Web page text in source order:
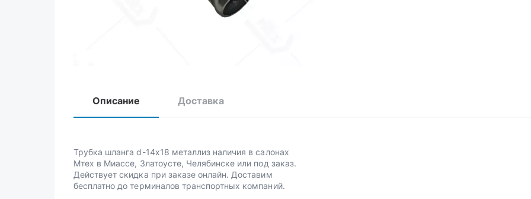
Описание Доставка
Трубка шланга d-14х18 металлиз наличия в салонах
Мтех в Миассе, Златоусте, Челябинске или под заказ.
Действует скидка при заказе онлайн. Доставим
бесплатно до терминалов транспортных компаний.